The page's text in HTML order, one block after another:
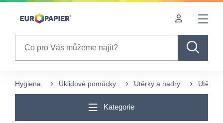
Table Of Content
Hygiena Úklidové pomůcky Utěrky a hadry Utěrky
Kategorie